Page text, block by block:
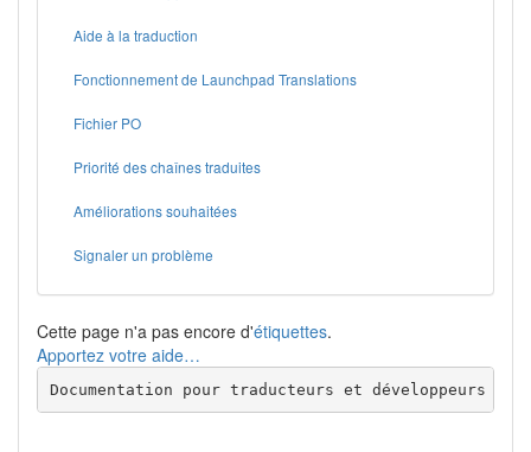
Aide à la traduction
Fonctionnement de Launchpad Translations
Fichier PO
Priorité des chaînes traduites
Améliorations souhaitées
Signaler un problème
Cette page n'a pas encore d'étiquettes.
Apportez votre aide…
Documentation pour traducteurs et développeurs